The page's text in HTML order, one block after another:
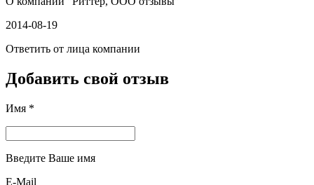
2014-08-19
Ответить от лица компании
Добавить свой отзыв
Имя *
Введите Ваше имя
E-Mail